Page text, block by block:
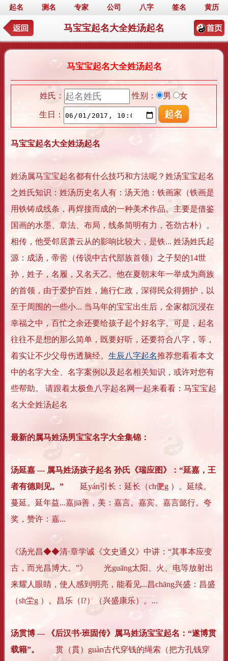
起名 测名 专家 公司 八字 签名 黄历
马宝宝起名大全姓汤起名
马宝宝起名大全姓汤起名
姓氏： 性别： 男 女
生日：
马宝宝起名大全姓汤起名
姓汤属马宝宝起名都有什么技巧和方法呢？姓汤宝宝起名
之姓氏知识：姓汤历史名人有：汤天池：铁画家（铁画是
用铁铸成线条，再焊接而成的一种美术作品。主要是借鉴
国画的水墨、章法、布局，线条简明有力，苍劲古朴）。
相传，他受邻居萧云从的影响比较大，是铁... 姓汤姓氏起
源：成汤，帝喾（传说中古代部族首领）之子契的14世
孙，姓子，名履，又名天乙。他在夏朝末年一举成为商族
的首领，由于爱护百姓，施行仁政，深得民众得拥护，以
至于周围的一些小... 当马年的宝宝出生后，全家都沉浸在
幸福之中，百忙之余还要给孩子起个好名字。可是，起名
往往不是想的那么简单，既要好听，还要符合八字，等，
着实让不少父母伤透脑经。 生辰八字起名推荐您看看本文
中的名字大全、名字案例以及起名相关知识，或许对您有
些帮助。 请跟着太极鱼八字起名网一起来看看：马宝宝起
名大全姓汤起名
最新的属马姓汤男宝宝名字大全集锦：
汤延嘉 --- 属马姓汤孩子起名 孙氏《瑞应图》：“延嘉，王
者有德则见。” 延yán引长：延长（ch俷g ）。延续。
蔓延。延年益...嘉jiā善，美：嘉言。嘉宾。嘉言懿行。夸
奖，赞许：嘉...
《汤光昌◆◆清·章学诚《文史通义》中讲：“其事本应变
古，而光昌博大。”》 光guāng太阳、火、电等放射出
来耀人眼睛，使人感到明亮，能看见...昌chāng兴盛：昌盛
（sh坣g ）。昌乐（l?）（兴盛康乐）。...
汤贯博 --- 《后汉书·班固传》属马姓汤宝宝起名：“遂博贯
载籍”。
贯（貫）guàn古代穿钱的绳索（把方孔钱穿